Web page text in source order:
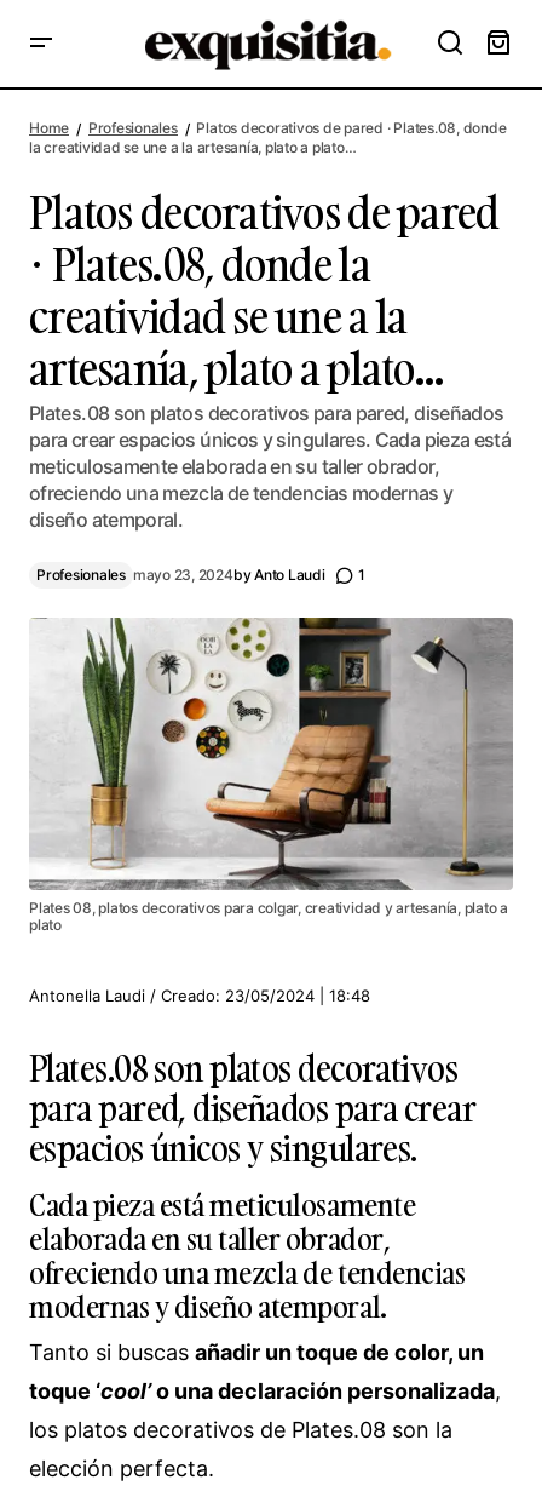
se une a la artesanía, plato a plato…
Home Profesionales
Platos decorativos de pared · Plates.08, donde
la creatividad se une a la artesanía, plato a plato…
Platos decorativos de pared
· Plates.08, donde la
creatividad se une a la
artesanía, plato a plato…
Plates.08 son platos decorativos para pared, diseñados
para crear espacios únicos y singulares. Cada pieza está
meticulosamente elaborada en su taller obrador,
ofreciendo una mezcla de tendencias modernas y
diseño atemporal.
Profesionales mayo 23, 2024byAnto Laudi 1
Plates 08, platos decorativos para colgar, creatividad y artesanía, plato a
plato
Antonella Laudi / Creado: 23/05/2024 | 18:48
Plates.08 son platos decorativos
para pared, diseñados para crear
espacios únicos y singulares.
Cada pieza está meticulosamente
elaborada en su taller obrador,
ofreciendo una mezcla de tendencias
modernas y diseño atemporal.
Tanto si buscas añadir un toque de color, un
toque ‘cool’o una declaración personalizada,
los platos decorativos de Plates.08 son la
elección perfecta.